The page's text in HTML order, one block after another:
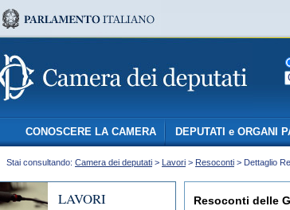
CONOSCERE LA CAMERA DEPUTATI e ORGANI
Stai consultando: Camera dei deputati > Lavori > Resoconti > Dettaglio
LAVORI Resoconti delle